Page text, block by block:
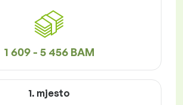
1 609 - 5 456 BAM
1. mjesto